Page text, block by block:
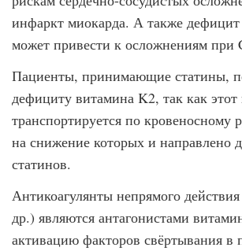
инфаркт миокарда. А также
может привести к осложнениям при
Пациенты, принимающие статины,
дефициту витамина K2, так как
транспортируется по
на снижение которых и направлено
статинов.
Антикоагулянты непрямого
др.) являются антагонистами
активацию факторов свёртывания в